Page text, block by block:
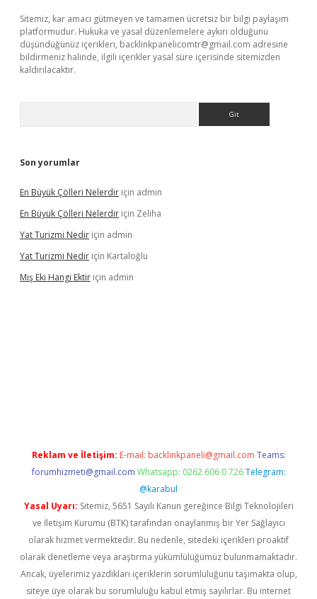
Sitemiz, kar amacı gütmeyen ve tamamen ücretsiz bir bilgi paylaşım
platformudur. Hukuka ve yasal düzenlemelere aykırı olduğunu
düşündüğünüz içerikleri, backlinkpanelicomtr@gmail.com adresine
bildirmeniz halinde, ilgili içerikler yasal süre içerisinde sitemizden
kaldırılacaktır.
Son yorumlar
En Büyük Çölleri Nelerdir için admin
En Büyük Çölleri Nelerdir için Zeliha
Yat Turizmi Nedir için admin
Yat Turizmi Nedir için Kartaloğlu
Miş Eki Hangi Ektir için admin
Reklam ve İletişim: E-mail: backlinkpaneli@gmail.com Teams:
forumhizmeti@gmail.com Whatsapp: 0262 606 0 726 Telegram:
@karabul
Yasal Uyarı: Sitemiz, 5651 Sayılı Kanun gereğince Bilgi Teknolojileri
ve İletişim Kurumu (BTK) tarafından onaylanmış bir Yer Sağlayıcı
olarak hizmet vermektedir. Bu nedenle, sitedeki içerikleri proaktif
olarak denetleme veya araştırma yükümlülüğümüz bulunmamaktadır.
Ancak, üyelerimiz yazdıkları içeriklerin sorumluluğunu taşımakta olup,
siteye üye olarak bu sorumluluğu kabul etmiş sayılırlar. Bu internet